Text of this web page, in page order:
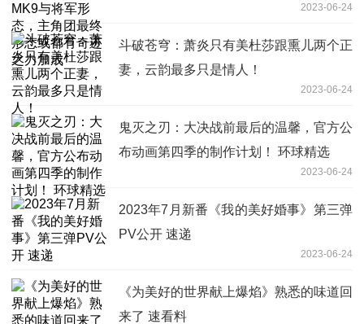
2023-06-24
斗破苍穹：萧炎只有美杜莎跟熏儿两个正
妻，云韵最多只是情人！
2023-06-24
鬼灭之刃：大决战前最后的温馨，官方公
布动画第四季的制作计划！ 环球精选
2023-06-24
2023年7月新番《我的美好婚事》第三弹
PV公开 速递
2023-06-24
《为美好的世界献上爆焰》熟悉的味道回
来了 速看料